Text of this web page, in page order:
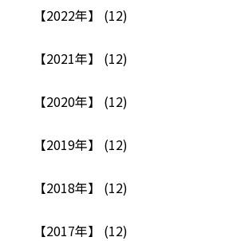
【2022年】 (12)
【2021年】 (12)
【2020年】 (12)
【2019年】 (12)
【2018年】 (12)
【2017年】 (12)